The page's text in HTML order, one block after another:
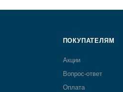
ПОКУПАТЕЛЯМ
Акции
Вопрос-ответ
Оплата